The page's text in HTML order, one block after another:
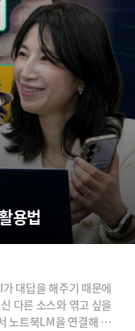
용법
대답을 해주기 때문에
다른 소스와 엮고 싶을
노트북LM을 연결해 사